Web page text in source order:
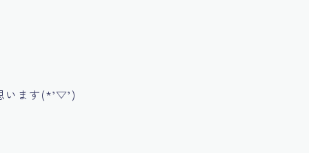
います(*’▽’)